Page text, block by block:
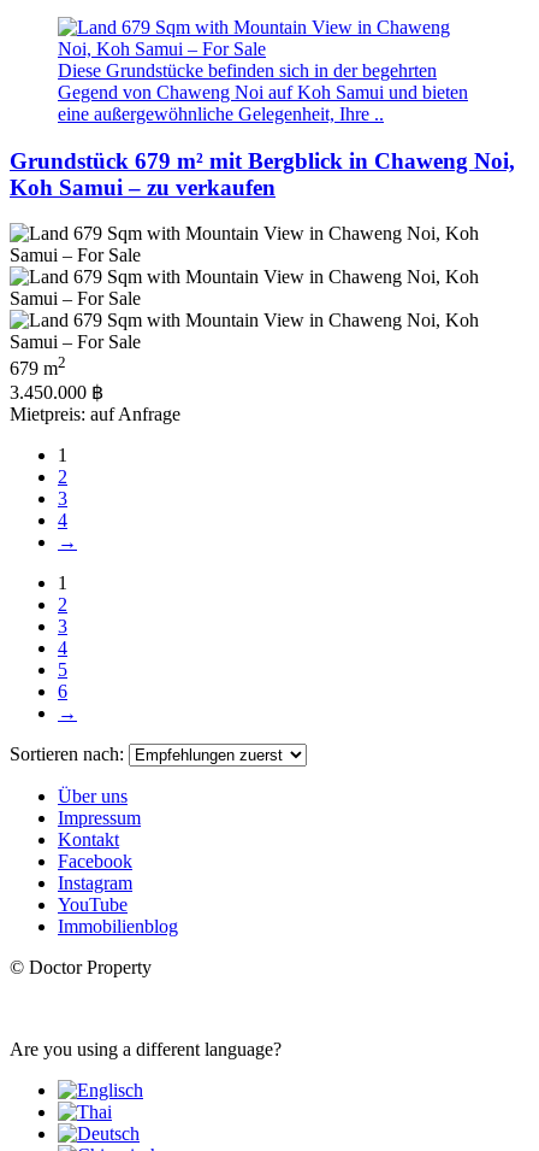
Diese Grundstücke befinden sich in der begehrten
Gegend von Chaweng Noi auf Koh Samui und bieten
eine außergewöhnliche Gelegenheit, Ihre ..
Grundstück 679 m² mit Bergblick in Chaweng Noi,
Koh Samui – zu verkaufen
679 m2
3.450.000 ฿
Mietpreis: auf Anfrage
1
2
3
4
→
1
2
3
4
5
6
→
Sortieren nach:
Über uns
Impressum
Kontakt
Facebook
Instagram
YouTube
Immobilienblog
© Doctor Property
Are you using a different language?